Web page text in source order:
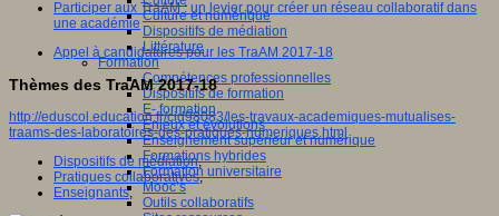
Culture et numérique
Dispositifs de médiation
Littérature
Formation
Compétences professionnelles
Dispositifs de formation
E- formation
Enjeux et évolutions
Enseignement supérieur et numérique
Formations hybrides
Formation universitaire
Mooc’s
Outils collaboratifs
Participer aux TraAM : un levier pour créer un réseau collaboratif dans
une académie
Appel à candidatures pour les TraAM 2017-18
Thèmes des TraAM 2017-18
http://eduscol.education.fr/cid98083/les-travaux-academiques-mutualises-
traams-des-laboratoires-des-pratiques-numeriques.html
Dispositifs de médiation,
Pratiques collaboratives,
Enseignants,